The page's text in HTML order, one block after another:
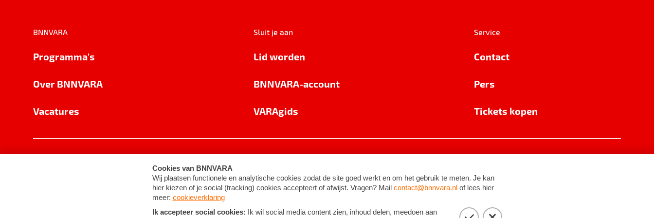
BNNVARA
Programma's
Over BNNVARA
Vacatures
Sluit je aan
Lid worden
BNNVARA-account
VARAgids
Service
Contact
Pers
Tickets kopen
Cookie-instellingen Algemene voorwaarden ©2026BNNVARA